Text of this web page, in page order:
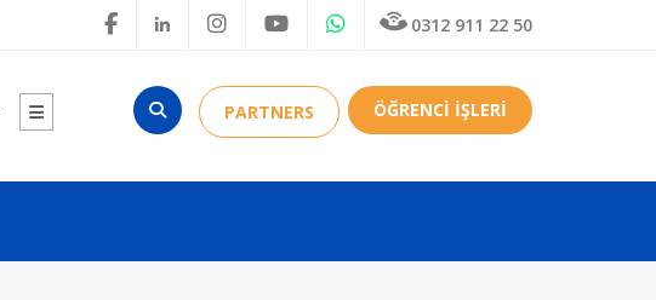
0312 911 22 50
PARTNERS ÖĞRENCİ İŞLERİ